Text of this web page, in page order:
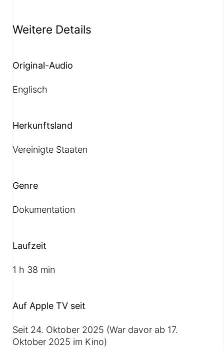
Weitere Details
Original-Audio
Englisch
Herkunftsland
Vereinigte Staaten
Genre
Dokumentation
Laufzeit
1 h 38 min
Auf Apple TV seit
Seit 24. Oktober 2025 (War davor ab 17.
Oktober 2025 im Kino)